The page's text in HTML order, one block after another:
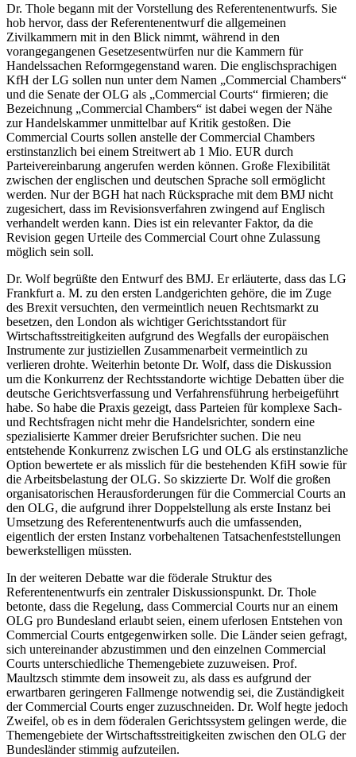
Dr. Thole begann mit der Vorstellung des Referentenentwurfs. Sie
hob hervor, dass der Referentenentwurf die allgemeinen
Zivilkammern mit in den Blick nimmt, während in den
vorangegangenen Gesetzesentwürfen nur die Kammern für
Handelssachen Reformgegenstand waren. Die englischsprachigen
KfH der LG sollen nun unter dem Namen „Commercial Chambers“
und die Senate der OLG als „Commercial Courts“ firmieren; die
Bezeichnung „Commercial Chambers“ ist dabei wegen der Nähe
zur Handelskammer unmittelbar auf Kritik gestoßen. Die
Commercial Courts sollen anstelle der Commercial Chambers
erstinstanzlich bei einem Streitwert ab 1 Mio. EUR durch
Parteivereinbarung angerufen werden können. Große Flexibilität
zwischen der englischen und deutschen Sprache soll ermöglicht
werden. Nur der BGH hat nach Rücksprache mit dem BMJ nicht
zugesichert, dass im Revisionsverfahren zwingend auf Englisch
verhandelt werden kann. Dies ist ein relevanter Faktor, da die
Revision gegen Urteile des Commercial Court ohne Zulassung
möglich sein soll.
Dr. Wolf begrüßte den Entwurf des BMJ. Er erläuterte, dass das LG
Frankfurt a. M. zu den ersten Landgerichten gehöre, die im Zuge
des Brexit versuchten, den vermeintlich neuen Rechtsmarkt zu
besetzen, den London als wichtiger Gerichtsstandort für
Wirtschaftsstreitigkeiten aufgrund des Wegfalls der europäischen
Instrumente zur justiziellen Zusammenarbeit vermeintlich zu
verlieren drohte. Weiterhin betonte Dr. Wolf, dass die Diskussion
um die Konkurrenz der Rechtsstandorte wichtige Debatten über die
deutsche Gerichtsverfassung und Verfahrensführung herbeigeführt
habe. So habe die Praxis gezeigt, dass Parteien für komplexe Sach-
und Rechtsfragen nicht mehr die Handelsrichter, sondern eine
spezialisierte Kammer dreier Berufsrichter suchen. Die neu
entstehende Konkurrenz zwischen LG und OLG als erstinstanzliche
Option bewertete er als misslich für die bestehenden KfiH sowie für
die Arbeitsbelastung der OLG. So skizzierte Dr. Wolf die großen
organisatorischen Herausforderungen für die Commercial Courts an
den OLG, die aufgrund ihrer Doppelstellung als erste Instanz bei
Umsetzung des Referentenentwurfs auch die umfassenden,
eigentlich der ersten Instanz vorbehaltenen Tatsachenfeststellungen
bewerkstelligen müssten.
In der weiteren Debatte war die föderale Struktur des
Referentenentwurfs ein zentraler Diskussionspunkt. Dr. Thole
betonte, dass die Regelung, dass Commercial Courts nur an einem
OLG pro Bundesland erlaubt seien, einem uferlosen Entstehen von
Commercial Courts entgegenwirken solle. Die Länder seien gefragt,
sich untereinander abzustimmen und den einzelnen Commercial
Courts unterschiedliche Themengebiete zuzuweisen. Prof.
Maultzsch stimmte dem insoweit zu, als dass es aufgrund der
erwartbaren geringeren Fallmenge notwendig sei, die Zuständigkeit
der Commercial Courts enger zuzuschneiden. Dr. Wolf hegte jedoch
Zweifel, ob es in dem föderalen Gerichtssystem gelingen werde, die
Themengebiete der Wirtschaftsstreitigkeiten zwischen den OLG der
Bundesländer stimmig aufzuteilen.